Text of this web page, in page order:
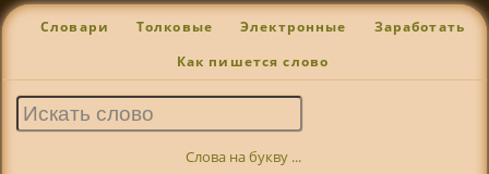
Словари Толковые Электронные Заработать
Как пишется слово
Слова на букву ...